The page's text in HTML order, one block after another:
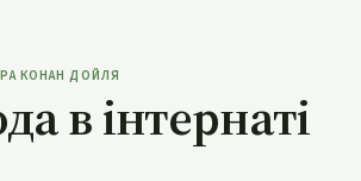
КОНАН ДОЙЛЯ
в інтернаті